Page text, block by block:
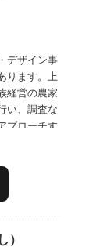
デザイン事
ります。上
経営の農家
い、調査な
プローチす
作成に貢献
記録する
します。
）